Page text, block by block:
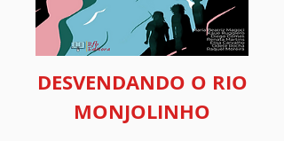
DESVENDANDO O RIO
MONJOLINHO